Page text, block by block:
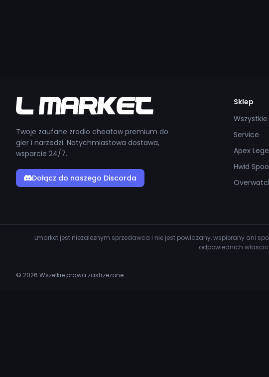
Twoje zaufane zrodlo cheatow premium do
gier i narzedzi. Natychmiastowa dostawa,
wsparcie 24/7.
Dołącz do naszego Discorda
Sklep
Service
Apex
Hwid
Lmarket jest niezaleznym sprzedawca i nie jest powiazany, wspierany ani
odpowiednich
© 2026 Wszelkie prawa zastrzezone